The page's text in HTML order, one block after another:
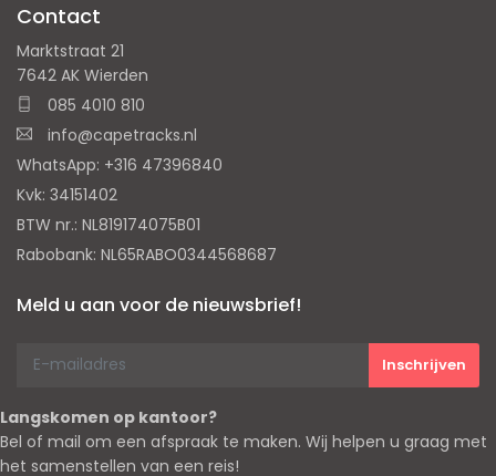
Contact
Marktstraat 21
7642 AK Wierden
085 4010 810
info@capetracks.nl
WhatsApp: +316 47396840
Kvk: 34151402
BTW nr.: NL819174075B01
Rabobank: NL65RABO0344568687
Meld u aan voor de nieuwsbrief!
Langskomen op kantoor?
Bel of mail om een afspraak te maken. Wij helpen u graag met
het samenstellen van een reis!